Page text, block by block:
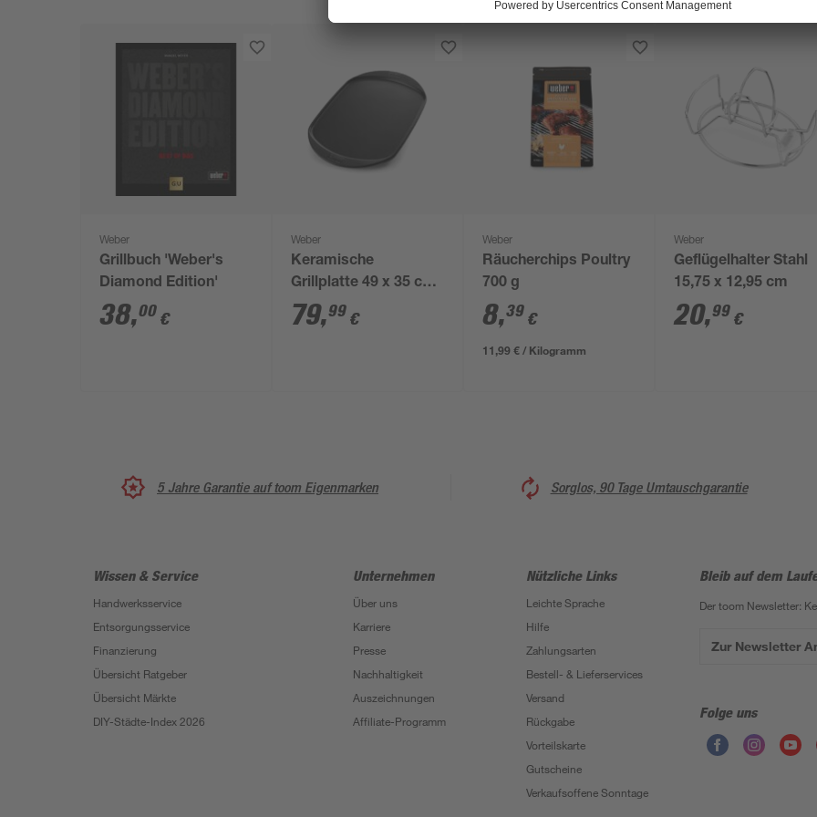
Weber
Grillbuch 'Weber's
Diamond Edition'
38,00 €
Weber
Keramische
Grillplatte 49 x 35 cm
schwarz
79,99 €
Weber
Räucherchips Poultry
700 g
8,39 €
11,99 € / Kilogramm
Weber
Geflügelhalter Stahl
15,75 x 12,95 cm
20,99 €
5 Jahre Garantie auf toom Eigenmarken Sorglos, 90 Tage Umtauschgarantie
Wissen & Service
Handwerksservice
Entsorgungsservice
Finanzierung
Übersicht Ratgeber
Übersicht Märkte
DIY-Städte-Index 2026
Unternehmen
Über uns
Karriere
Presse
Nachhaltigkeit
Auszeichnungen
Affiliate-Programm
Nützliche Links
Leichte Sprache
Hilfe
Zahlungsarten
Bestell- & Lieferservices
Versand
Rückgabe
Vorteilskarte
Gutscheine
Verkaufsoffene Sonntage
Bleib auf dem
Der toom Newsletter:
Zur Newsletter
Folge uns